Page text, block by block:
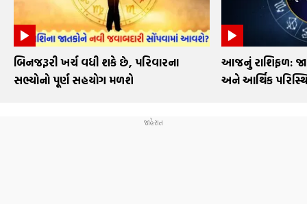
બિનજરૂરી ખર્ચ વધી શકે છે, પરિવારના
સભ્યોનો પૂર્ણ સહયોગ મળશે
આજનું રાશિફળ:
અને આર્થિક